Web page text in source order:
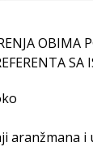
OBIMA
SA
aranžmana